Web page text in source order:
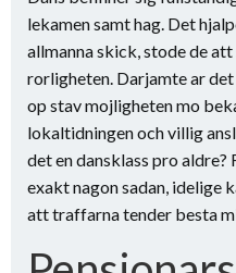
lekamen samt hag. Det
allmanna skick, stode de
rorligheten. Darjamte ar
op stav mojligheten mo
lokaltidningen och villig
det en dansklass pro
exakt nagon sadan, idelige
att traffarna tender besta